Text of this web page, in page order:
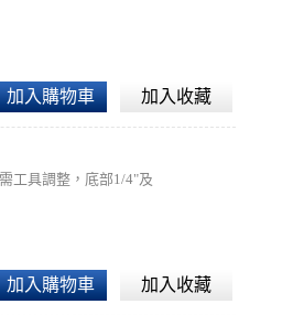
加入購物車 加入收藏
工具調整，底部1/4"及
加入購物車 加入收藏